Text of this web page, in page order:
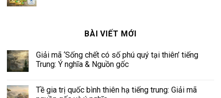
BÀI VIẾT MỚI
Giải mã ‘Sống chết có số phú quý tại thiên’ tiếng
Trung: Ý nghĩa & Nguồn gốc
Tề gia trị quốc bình thiên hạ tiếng trung: Giải mã